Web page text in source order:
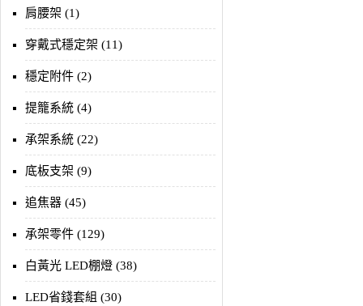
肩腰架 (1)
穿戴式穩定架 (11)
穩定附件 (2)
提籠系統 (4)
承架系統 (22)
底板支架 (9)
追焦器 (45)
承架零件 (129)
白黃光 LED棚燈 (38)
LED省錢套組 (30)